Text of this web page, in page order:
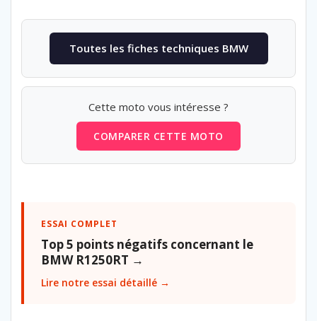
Toutes les fiches techniques BMW
Cette moto vous intéresse ?
COMPARER CETTE MOTO
ESSAI COMPLET
Top 5 points négatifs concernant le
BMW R1250RT →
Lire notre essai détaillé →